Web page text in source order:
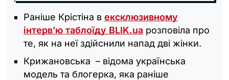
Раніше Крістіна в ексклюзивному
інтерв’ю таблоїду BLIK.ua розповіла про
те, як на неї здійснили напад дві жінки.
Крижановська – відома українська
модель та блогерка, яка раніше